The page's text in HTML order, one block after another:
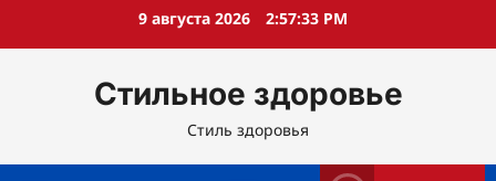
9 августа 2026 2:57:34 PM
Стильное здоровье
Стиль здоровья